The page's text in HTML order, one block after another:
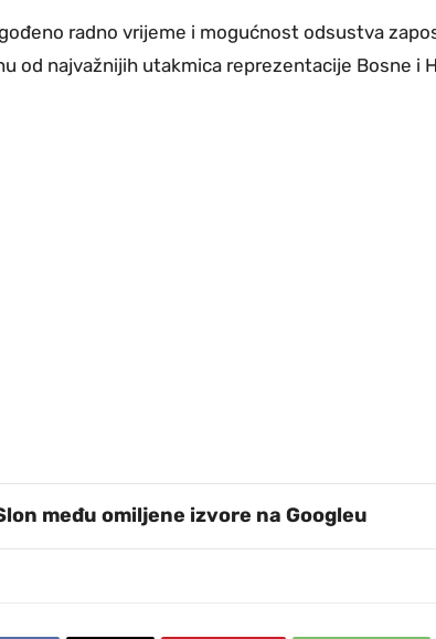
radno vrijeme i mogućnost odsustva
od najvažnijih utakmica reprezentacije Bosne i
među omiljene izvore na Googleu